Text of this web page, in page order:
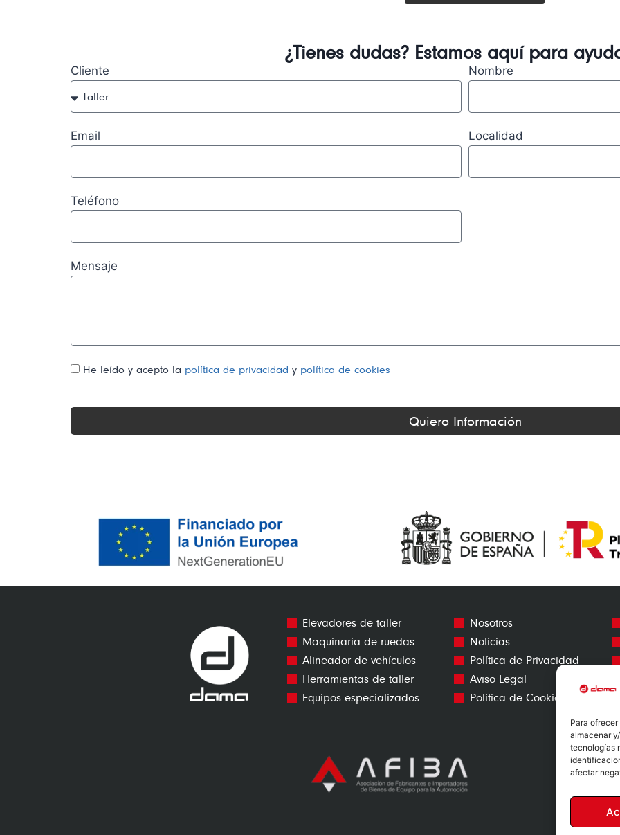
Para
almacenar
tecnologías
afectar
¿Tienes dudas? Estamos aquí para
Cliente Nombre
Email Localidad
Teléfono
Mensaje
He leído y acepto la política de privacidad y política de cookies
Quiero Información
Elevadores de taller
Maquinaria de ruedas
Alineador de vehículos
Herramientas de taller
Equipos especializados
Nosotros
Noticias
Política de Privacidad
Aviso Legal
Política de Cookies